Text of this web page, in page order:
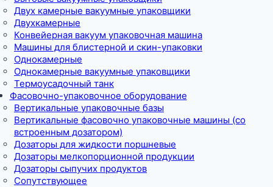
Двух камерные вакуумные упаковщики
Двухкамерные
Конвейерная вакуум упаковочная машина
Машины для блистерной и скин-упаковки
Однокамерные
Однокамерные вакуумные упаковщики
Термоусадочный танк
Фасовочно-упаковочное оборудование
Вертикальные упаковочные базы
Вертикальные фасовочно упаковочные машины (со
встроенным дозатором)
Дозаторы для жидкости поршневые
Дозаторы мелкопорционной продукции
Дозаторы сыпучих продуктов
Сопутствующее